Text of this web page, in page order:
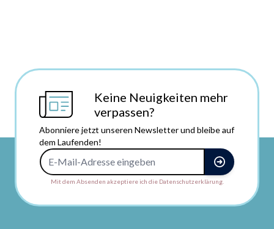
Keine Neuigkeiten mehr
verpassen?
Abonniere jetzt unseren Newsletter und bleibe auf
dem Laufenden!
Mit dem Absenden akzeptiere ich die Datenschutzerklärung.